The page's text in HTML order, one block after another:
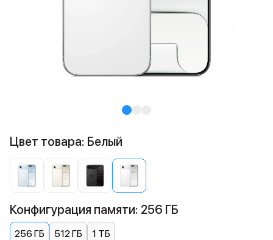
Цвет товара: Белый
Конфигурация памяти: 256 ГБ
256 ГБ 512 ГБ 1 ТБ